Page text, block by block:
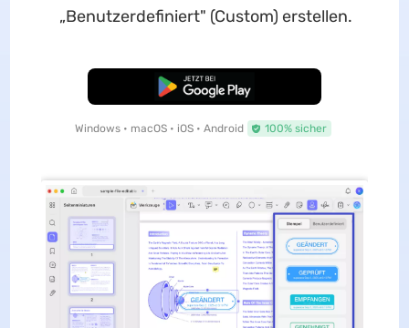
„Benutzerdefiniert" (Custom) erstellen.
Kostenloser Download
Windows • macOS • iOS • Android 100% sicher